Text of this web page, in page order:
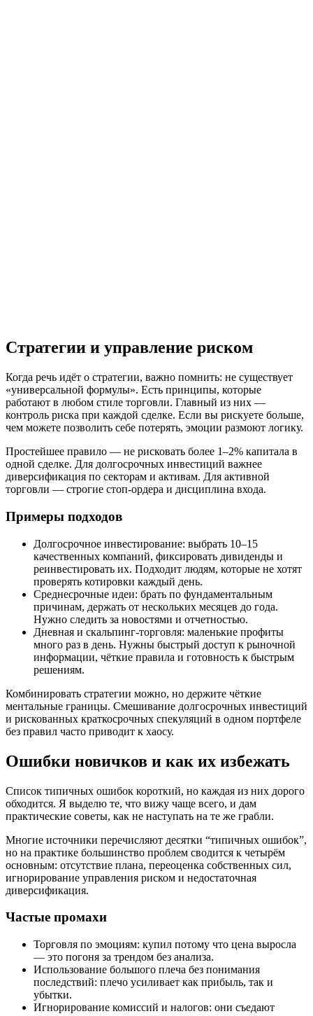
Стратегии и управление риском
Когда речь идёт о стратегии, важно помнить: не существует
«универсальной формулы». Есть принципы, которые
работают в любом стиле торговли. Главный из них —
контроль риска при каждой сделке. Если вы рискуете больше,
чем можете позволить себе потерять, эмоции размоют логику.
Простейшее правило — не рисковать более 1–2% капитала в
одной сделке. Для долгосрочных инвестиций важнее
диверсификация по секторам и активам. Для активной
торговли — строгие стоп-ордера и дисциплина входа.
Примеры подходов
Долгосрочное инвестирование: выбрать 10–15
качественных компаний, фиксировать дивиденды и
реинвестировать их. Подходит людям, которые не хотят
проверять котировки каждый день.
Среднесрочные идеи: брать по фундаментальным
причинам, держать от нескольких месяцев до года.
Нужно следить за новостями и отчетностью.
Дневная и скальпинг-торговля: маленькие профиты
много раз в день. Нужны быстрый доступ к рыночной
информации, чёткие правила и готовность к быстрым
решениям.
Комбинировать стратегии можно, но держите чёткие
ментальные границы. Смешивание долгосрочных инвестиций
и рискованных краткосрочных спекуляций в одном портфеле
без правил часто приводит к хаосу.
Ошибки новичков и как их избежать
Список типичных ошибок короткий, но каждая из них дорого
обходится. Я выделю те, что вижу чаще всего, и дам
практические советы, как не наступать на те же грабли.
Многие источники перечисляют десятки “типичных ошибок”,
но на практике большинство проблем сводится к четырём
основным: отсутствие плана, переоценка собственных сил,
игнорирование управления риском и недостаточная
диверсификация.
Частые промахи
Торговля по эмоциям: купил потому что цена выросла
— это погоня за трендом без анализа.
Использование большого плеча без понимания
последствий: плечо усиливает как прибыль, так и
убытки.
Игнорирование комиссий и налогов: они съедают